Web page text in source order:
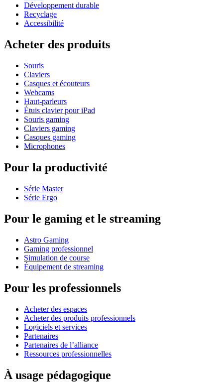
Développement durable
Recyclage
Accessibilité
Acheter des produits
Souris
Claviers
Casques et écouteurs
Webcams
Haut-parleurs
Étuis clavier pour iPad
Souris gaming
Claviers gaming
Casques gaming
Microphones
Pour la productivité
Série Master
Série Ergo
Pour le gaming et le streaming
Astro Gaming
Gaming professionnel
Simulation de course
Équipement de streaming
Pour les professionnels
Acheter des espaces
Acheter des produits professionnels
Logiciels et services
Partenaires
Partenaires de l’alliance
Ressources professionnelles
À usage pédagogique